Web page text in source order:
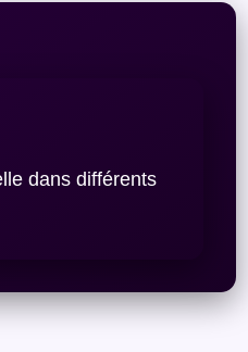
dans différents